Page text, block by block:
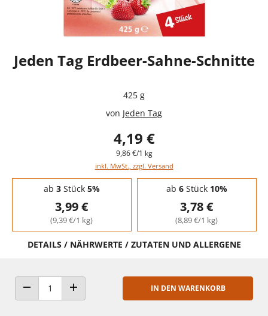
Jeden Tag Erdbeer-Sahne-Schnitte
425 g
von Jeden Tag
4,19 €
9,86 €/1 kg
inkl. MwSt., zzgl. Versand
Staffelpreise - Mengenrabatt
ab 3Stück 5%
3,99 €
(9,39 €/1 kg)
ab 6Stück 10%
3,78 €
(8,89 €/1 kg)
DETAILS / NÄHRWERTE / ZUTATEN UND ALLERGENE
ANZAHL VERRINGERNANZAHL ERHÖHEN
IN DEN WARENKORB